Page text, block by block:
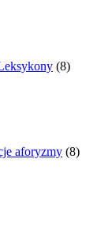
(8)
aforyzmy (8)